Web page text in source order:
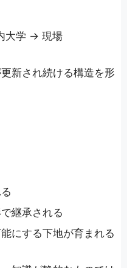
大学 → 現場
新され続ける構造を形
継承される
にする下地が育まれる